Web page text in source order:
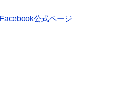
Facebook公式ページ